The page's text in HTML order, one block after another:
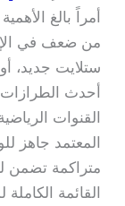
أمراً بالغ
من ضعف في
ستلايت جديد،
أحدث
القنوات
المعتمد جاهز
متراكمة تضمن
القائمة